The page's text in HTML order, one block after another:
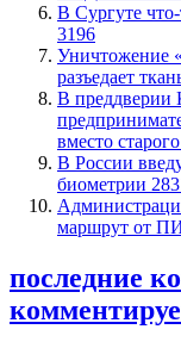
​В Сургуте
3196
​Уничтожение
разъедает
​В преддверии
вместо
В России
биометрии
маршрут от
последние